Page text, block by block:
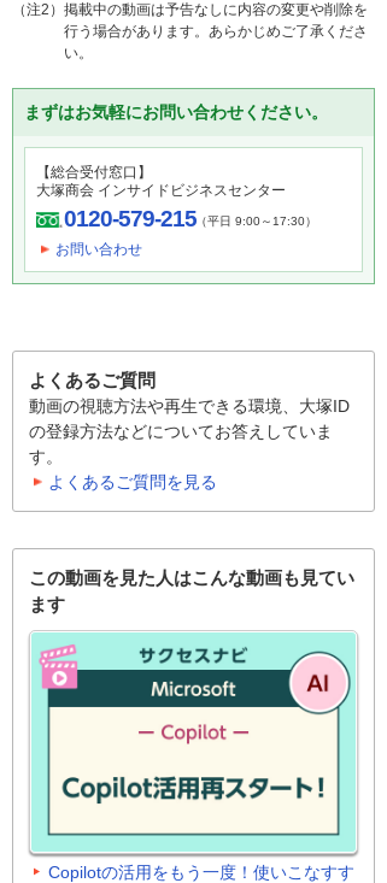
（注2）掲載中の動画は予告なしに内容の変更や削除を
行う場合があります。あらかじめご了承くださ
い。
まずはお気軽にお問い合わせください。
【総合受付窓口】
大塚商会 インサイドビジネスセンター
0120-579-215（平日 9:00～17:30）
お問い合わせ
よくあるご質問
動画の視聴方法や再生できる環境、大塚ID
の登録方法などについてお答えしていま
す。
よくあるご質問を見る
この動画を見た人はこんな動画も見てい
ます
Copilotの活用をもう一度！使いこなすす